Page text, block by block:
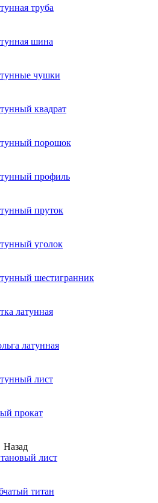
труба
шина
чушки
квадрат
порошок
профиль
пруток
уголок
шестигранник
латунная
латунная
лист
прокат
Назад
лист
титан